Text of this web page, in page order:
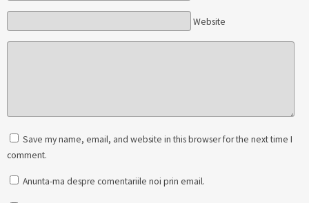
Website
Save my name, email, and website in this browser for the next time I
comment.
Anunta-ma despre comentariile noi prin email.